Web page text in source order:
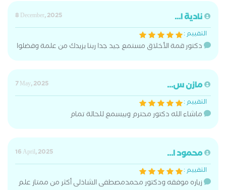
نادية ا...
8 December, 2025
التقييم :
دكتور قمة الأخلاق مستمع جيد جدا ربنا يزيدك من علمة وفضلوا
مازن س...
7 May, 2025
التقييم :
ماشاء الله دكتور محترم وبيسمع للحالة تمام
محمود ا...
16 April, 2025
التقييم :
زياره موفقه ودكتور محمدمصطفى الشاذلى أكثر من ممتاز علم